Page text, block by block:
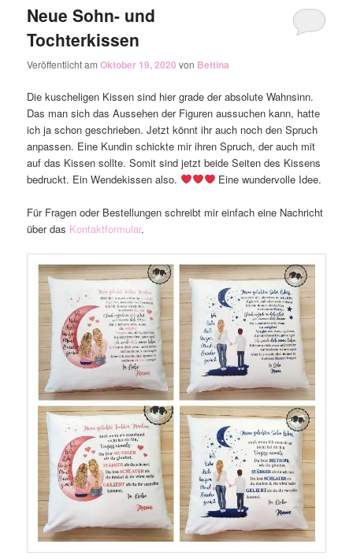
Neue Sohn- und
Tochterkissen
Veröffentlicht amOktober 19, 2020 von Bettina
Die kuscheligen Kissen sind hier grade der absolute Wahnsinn.
Das man sich das Aussehen der Figuren aussuchen kann, hatte
ich ja schon geschrieben. Jetzt könnt ihr auch noch den Spruch
anpassen. Eine Kundin schickte mir ihren Spruch, der auch mit
auf das Kissen sollte. Somit sind jetzt beide Seiten des Kissens
bedruckt. Ein Wendekissen also.
Eine wundervolle Idee.
Für Fragen oder Bestellungen schreibt mir einfach eine Nachricht
über das Kontaktformular.